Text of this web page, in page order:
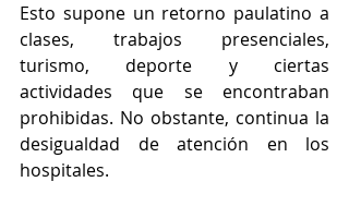
Esto supone un retorno paulatino a
clases, trabajos presenciales,
turismo, deporte y ciertas
actividades que se encontraban
prohibidas. No obstante, continua la
desigualdad de atención en los
hospitales.